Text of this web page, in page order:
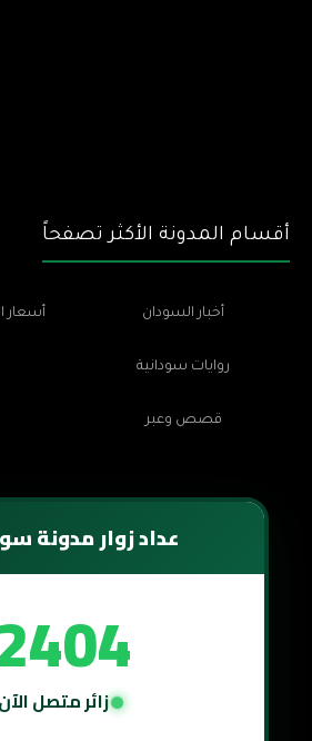
أقسام المدونة الأكثر تصفحاً
أخبار السودان أسعار
روايات سودانية
قصص وعبر
عداد زوار مدونة
زائر متصل الآن